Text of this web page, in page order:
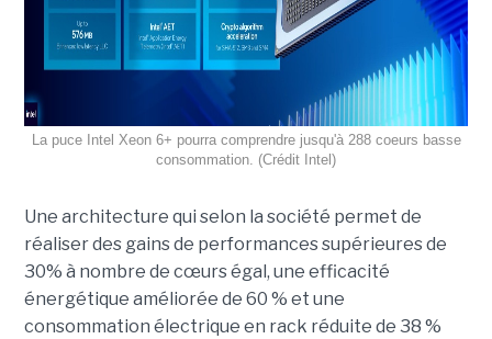
La puce Intel Xeon 6+ pourra comprendre jusqu'à 288 coeurs basse
consommation. (Crédit Intel)
Une architecture qui selon la société permet de
réaliser des gains de performances supérieures de
30% à nombre de cœurs égal, une efficacité
énergétique améliorée de 60 % et une
consommation électrique en rack réduite de 38 %